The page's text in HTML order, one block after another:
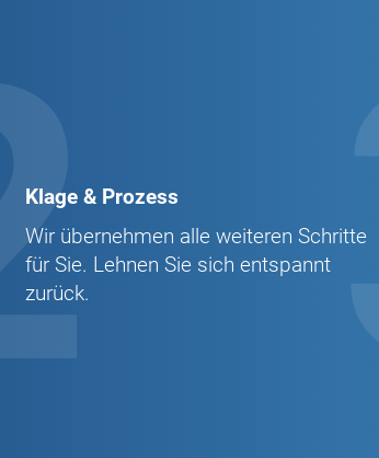
Klage & Prozess
Wir übernehmen alle weiteren Schritte
für Sie. Lehnen Sie sich entspannt
zurück.